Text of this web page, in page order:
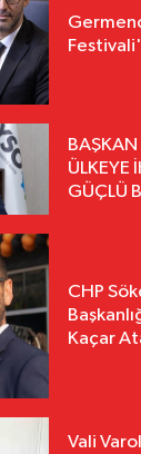
ÜLKEYE
GÜÇLÜ
CHP
Kaçar
Vali